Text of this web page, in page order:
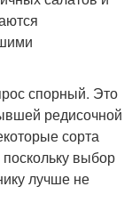
спорный. Это
редисочной
сорта
выбор
лучше не